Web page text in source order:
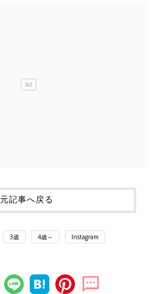
元記事へ戻る
3歳 4歳～ Instagram